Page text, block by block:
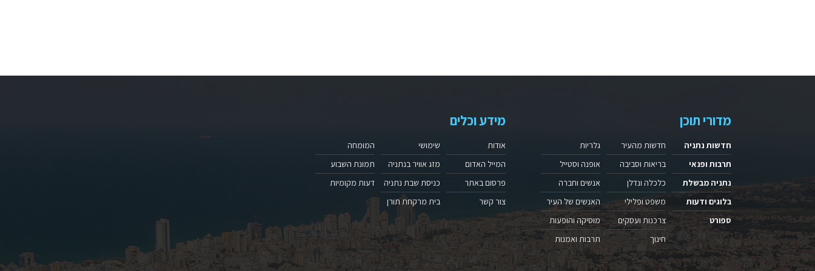
מדורי תוכן
חדשות נתניה
תרבות ופנאי
נתניה מבשלת
בלוגים ודעות
ספורט
חדשות מהעיר
בריאות וסביבה
כלכלה ונדלן
משפט ופלילי
צרכנות ועסקים
חינוך
גלריות
אופנה וסטייל
אנשים וחברה
האנשים של העיר
מוסיקה והופעות
תרבות ואמנות
מידע וכלים
אודות
המייל האדום
פרסום באתר
צור קשר
שימושי
מזג אוויר בנתניה
כניסת שבת נתניה
בית מרקחת תורן
המומחה
תמונת השבוע
דעות מקומיות